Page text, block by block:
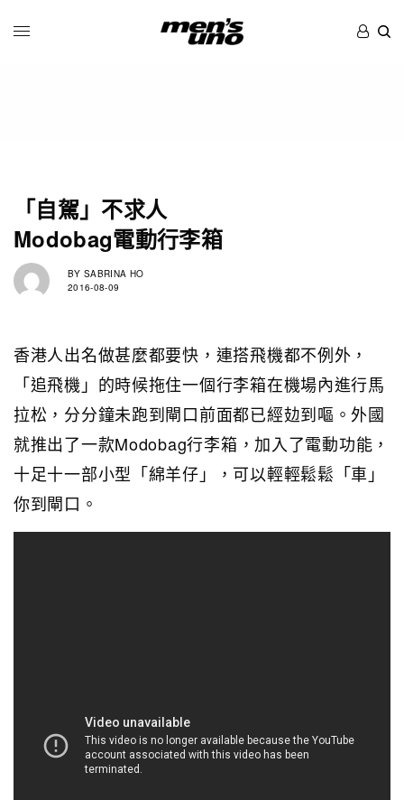
「自駕」不求人
Modobag電動行李箱
BY SABRINA HO
2016-08-09
香港人出名做甚麼都要快，連搭飛機都不例外，
「追飛機」的時候拖住一個行李箱在機場內進行馬
拉松，分分鐘未跑到閘口前面都已經攰到嘔。外國
就推出了一款Modobag行李箱，加入了電動功能，
十足十一部小型「綿羊仔」，可以輕輕鬆鬆「車」
你到閘口。